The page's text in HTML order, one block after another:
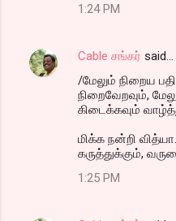
1:24 PM
Cable சங்கர் said…
/மேலும் நிறைய
நிறைவேறவும்,
கிடைக்கவும்
மிக்க நன்றி
கருத்துக்கும்,
1:25 PM